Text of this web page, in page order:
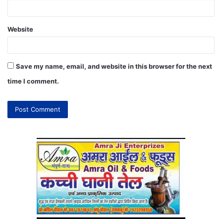
Website
Save my name, email, and website in this browser for the next
time I comment.